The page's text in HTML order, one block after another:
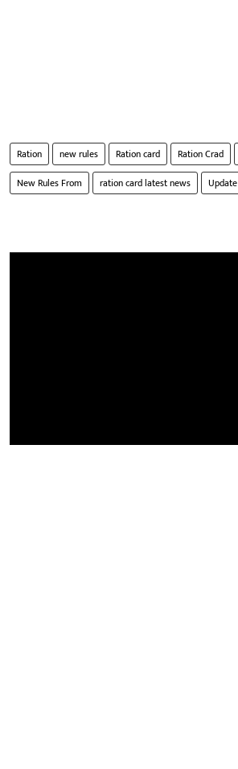
Ration new rules Ration card Ration Crad
New Rules From
ration card latest news Update